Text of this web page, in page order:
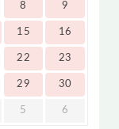
8 9
15 16
22 23
29 30
5 6